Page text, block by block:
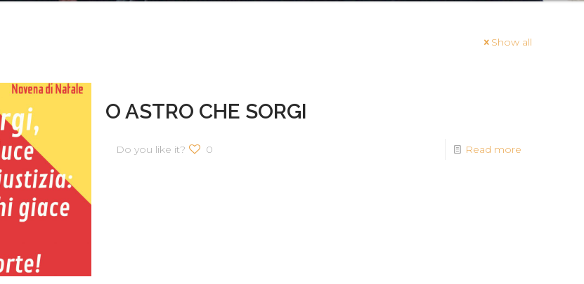
Show all
O ASTRO CHE SORGI
Do you like it? 0 Read more